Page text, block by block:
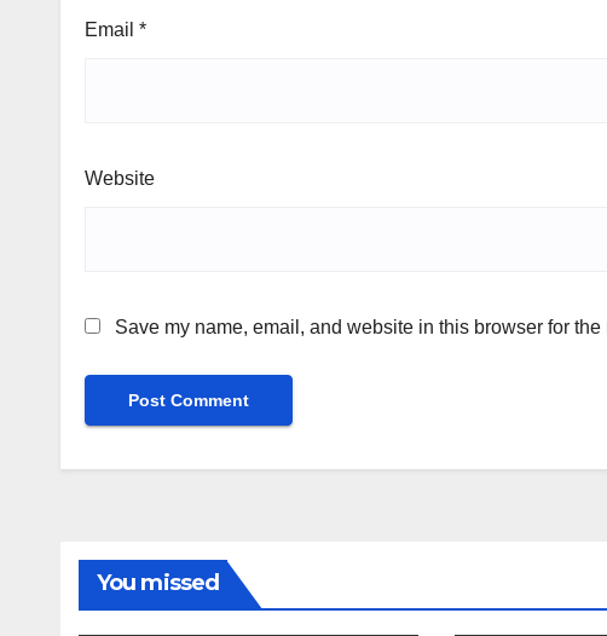
Email *
Website
Save my name, email, and website in this browser for the
You missed